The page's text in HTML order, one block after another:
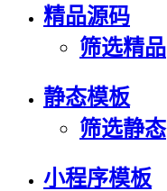
精品源码
筛选精品
静态模板
筛选静态
小程序模板